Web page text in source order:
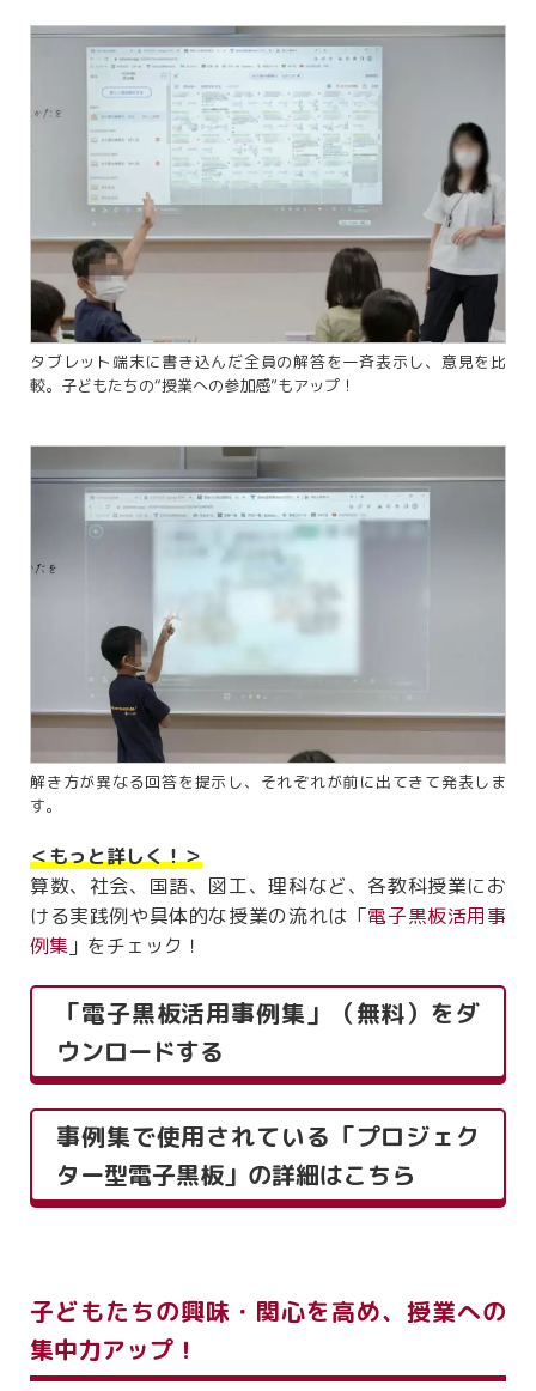
タブレット端末に書き込んだ全員の解答を一斉表示し、意見を比
較。子どもたちの“授業への参加感”もアップ！
解き方が異なる回答を提示し、それぞれが前に出てきて発表しま
す。
＜もっと詳しく！＞
算数、社会、国語、図工、理科など、各教科授業にお
ける実践例や具体的な授業の流れは「電子黒板活用事
例集 」をチェック！
「電子黒板活用事例集」（無料）をダ
ウンロードする
事例集で使用されている「プロジェク
ター型電子黒板」の詳細はこちら
子どもたちの興味・関心を高め、授業への
集中力アップ！